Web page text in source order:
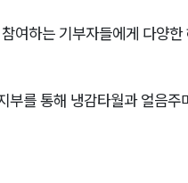
여하는 기부자들에게 다양
부를 통해 냉감타월과 얼음